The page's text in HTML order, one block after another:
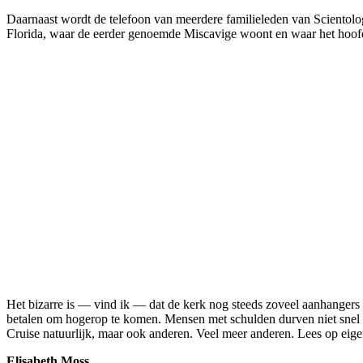
Daarnaast wordt de telefoon van meerdere familieleden van
Florida, waar de eerder genoemde Miscavige woont en waar het
Het bizarre is — vind ik — dat de kerk nog steeds zoveel aanhangers
betalen om hogerop te komen. Mensen met schulden durven niet
Cruise natuurlijk, maar ook anderen. Veel meer anderen. Lees op